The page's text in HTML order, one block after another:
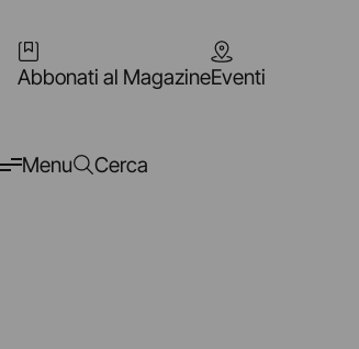
Abbonati al MagazineEventi
Menu Cerca